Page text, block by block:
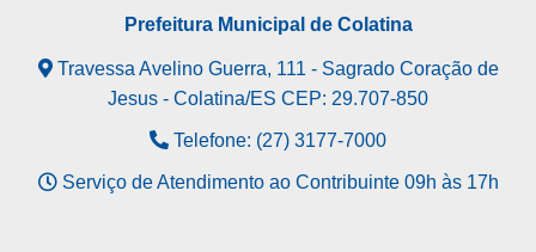
Prefeitura Municipal de Colatina
Travessa Avelino Guerra, 111 - Sagrado Coração de
Jesus - Colatina/ES CEP: 29.707-850
Telefone: (27) 3177-7000
Serviço de Atendimento ao Contribuinte 09h às 17h